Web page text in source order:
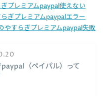
プレミアムpaypal使えない
ぎプレミアムpaypalエラー
やすらぎプレミアムpaypal失敗
（ペイパル）って